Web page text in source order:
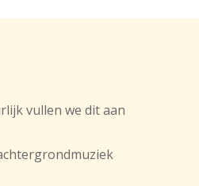
vullen we dit aan